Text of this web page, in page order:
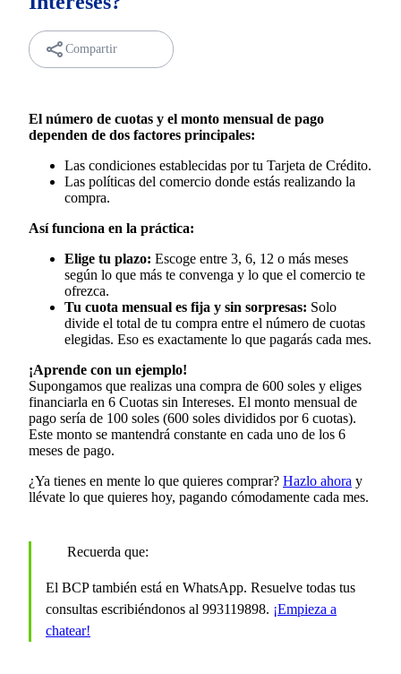
Compartir
El número de cuotas y el monto mensual de pago
dependen de dos factores principales:
Las condiciones establecidas por tu Tarjeta de Crédito.
Las políticas del comercio donde estás realizando la
compra.
Así funciona en la práctica:
Elige tu plazo: Escoge entre 3, 6, 12 o más meses
según lo que más te convenga y lo que el comercio te
ofrezca.
Tu cuota mensual es fija y sin sorpresas: Solo
divide el total de tu compra entre el número de cuotas
elegidas. Eso es exactamente lo que pagarás cada mes.
¡Aprende con un ejemplo!
Supongamos que realizas una compra de 600 soles y eliges
financiarla en 6 Cuotas sin Intereses. El monto mensual de
pago sería de 100 soles (600 soles divididos por 6 cuotas).
Este monto se mantendrá constante en cada uno de los 6
meses de pago.
¿Ya tienes en mente lo que quieres comprar? Hazlo ahora y
llévate lo que quieres hoy, pagando cómodamente cada mes.
Recuerda que:
El BCP también está en WhatsApp. Resuelve todas tus
consultas escribiéndonos al 993119898. ¡Empieza a
chatear!